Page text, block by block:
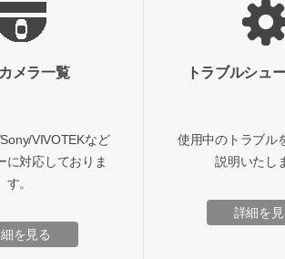
メラ一覧
VIVOTEKなど
に対応しておりま
す。
を見る
トラブルシュ
使用中のトラブル
説明いたし
詳細を